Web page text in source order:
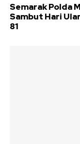
Semarak Polda
Sambut Hari
81